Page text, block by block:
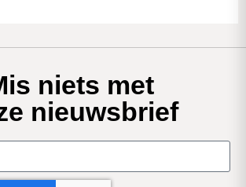
niets met
nieuwsbrief